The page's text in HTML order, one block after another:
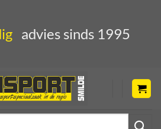
advies sinds 1995